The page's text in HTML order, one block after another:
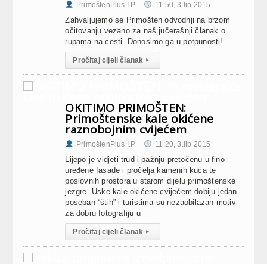
PrimoštenPlus I.P. 11:50, 3.lip 2015
Zahvaljujemo se Primošten odvodnji na brzom
očitovanju vezano za naš jučerašnji članak o
rupama na cesti. Donosimo ga u potpunosti!
Pročitaj cijeli članak ▸
OKITIMO PRIMOŠTEN:
Primoštenske kale okićene
raznobojnim cvijećem
PrimoštenPlus I.P. 11:20, 3.lip 2015
Lijepo je vidjeti trud i pažnju pretočenu u fino
uređene fasade i pročelja kamenih kuća te
poslovnih prostora u starom dijelu primoštenske
jezgre. Uske kale okićene cvijećem dobiju jedan
poseban “štih” i turistima su nezaobilazan motiv
za dobru fotografiju u
Pročitaj cijeli članak ▸